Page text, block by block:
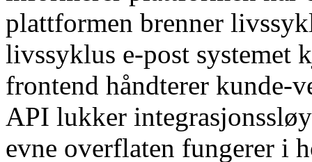
plattformen brenner
livssyklus e-post systemet
frontend håndterer kunde-
API lukker
evne overflaten fungerer i